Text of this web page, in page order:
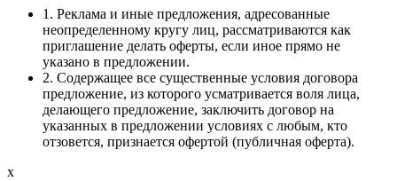
1. Реклама и иные предложения, адресованные
неопределенному кругу лиц, рассматриваются как
приглашение делать оферты, если иное прямо не
указано в предложении.
2. Содержащее все существенные условия договора
предложение, из которого усматривается воля лица,
делающего предложение, заключить договор на
указанных в предложении условиях с любым, кто
отзовется, признается офертой (публичная оферта).
x